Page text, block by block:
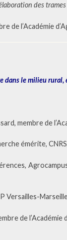
des
de l’Académie
dans le milieu
membre de
émérite,
Versailles-
de l’Académie